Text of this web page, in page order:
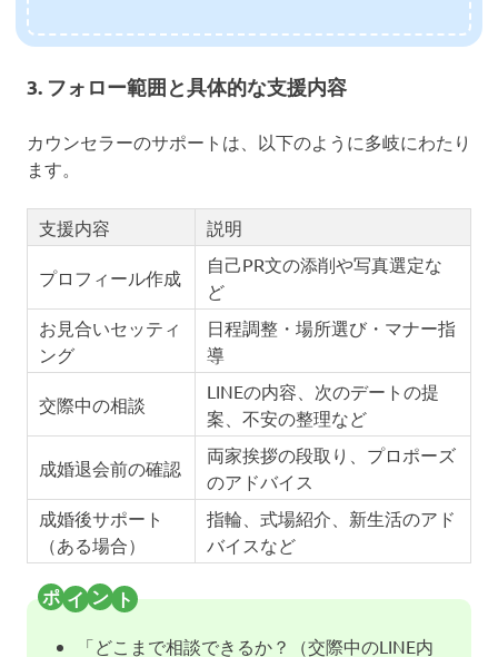
3. フォロー範囲と具体的な支援内容
カウンセラーのサポートは、以下のように多岐にわたり
ます。
支援内容 説明
プロフィール作成
自己PR文の添削や写真選定な
ど
お見合いセッティ
ング
日程調整・場所選び・マナー指
導
交際中の相談
LINEの内容、次のデートの提
案、不安の整理など
成婚退会前の確認
両家挨拶の段取り、プロポーズ
のアドバイス
成婚後サポート
（ある場合）
指輪、式場紹介、新生活のアド
バイスなど
「どこまで相談できるか？（交際中のLINE内